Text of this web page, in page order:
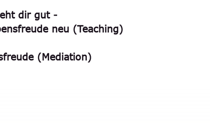
dir gut -
neu (Teaching)
(Mediation)